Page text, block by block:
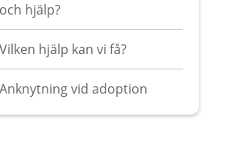
och hjälp?
Vilken hjälp kan vi få?
Anknytning vid adoption